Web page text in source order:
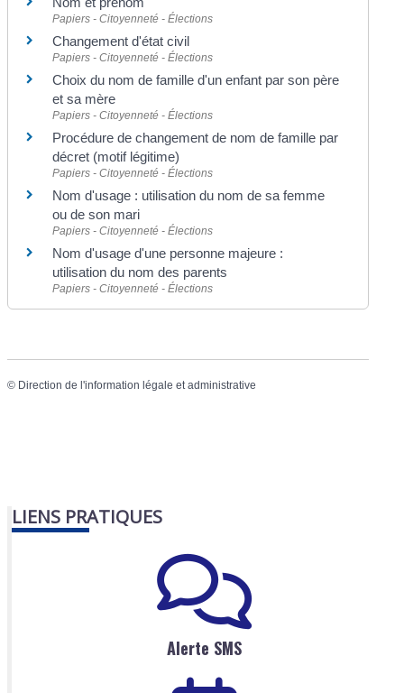
Papiers - Citoyenneté - Élections
Changement d'état civil
Papiers - Citoyenneté - Élections
Choix du nom de famille d'un enfant par son père
et sa mère
Papiers - Citoyenneté - Élections
Procédure de changement de nom de famille par
décret (motif légitime)
Papiers - Citoyenneté - Élections
Nom d'usage : utilisation du nom de sa femme
ou de son mari
Papiers - Citoyenneté - Élections
Nom d'usage d'une personne majeure :
utilisation du nom des parents
Papiers - Citoyenneté - Élections
© Direction de l'information légale et administrative
LIENS PRATIQUES
Alerte SMS